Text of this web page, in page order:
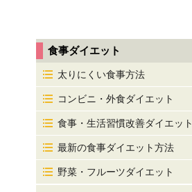
食事ダイエット
太りにくい食事方法
コンビニ・外食ダイエット
食事・生活習慣改善ダイエット
最新の食事ダイエット方法
野菜・フルーツダイエット